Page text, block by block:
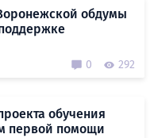
обдумы
0 292
обучения
первой помощи